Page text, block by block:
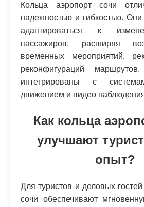
Кольца аэропорт сочи
надежностью и гибкостью. Они
адаптироваться к
пассажиров, расширяя
временных мероприятий,
реконфигураций
интегрированы с
движением и видео
Как кольца
улучшают
опыт?
Для туристов и деловых
сочи обеспечивают